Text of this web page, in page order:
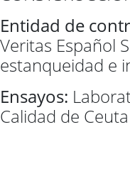
Entidad de
Veritas Español
estanqueidad e
Ensayos:
Calidad de Ceuta